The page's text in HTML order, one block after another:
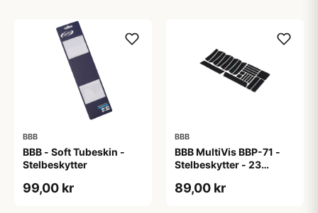
BBB
BBB - Soft Tubeskin -
Stelbeskytter
99,00 kr
BBB
BBB MultiVis BBP-71 -
Stelbeskytter - 23
- Sort
89,00 kr